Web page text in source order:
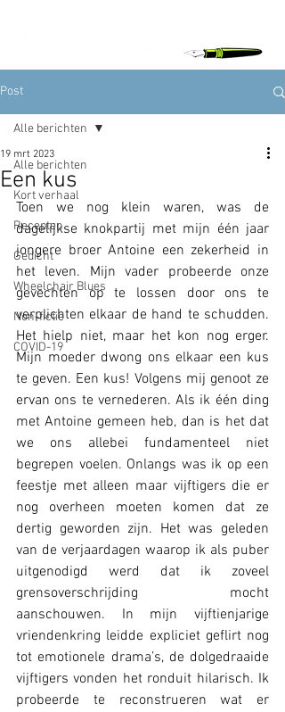
Post
Alle berichten
Kort verhaal
Recepten
Gedicht
Wheelchair Blues
Non-fictie
COVID-19
Alle berichten
Een kus
19 mrt 2023
Toen we nog klein waren, was de
dagelijkse knokpartij met mijn één jaar
jongere broer Antoine een zekerheid in
het leven. Mijn vader probeerde onze
gevechten op te lossen door ons te
verplichten elkaar de hand te schudden.
Het hielp niet, maar het kon nog erger.
Mijn moeder dwong ons elkaar een kus
te geven. Een kus! Volgens mij genoot ze
ervan ons te vernederen. Als ik één ding
met Antoine gemeen heb, dan is het dat
we ons allebei fundamenteel niet
begrepen voelen. Onlangs was ik op een
feestje met alleen maar vijftigers die er
nog overheen moeten komen dat ze
dertig geworden zijn. Het was geleden
van de verjaardagen waarop ik als puber
uitgenodigd werd dat ik zoveel
grensoverschrijding mocht
aanschouwen. In mijn vijftienjarige
vriendenkring leidde expliciet geflirt nog
tot emotionele drama’s, de dolgedraaide
vijftigers vonden het ronduit hilarisch. Ik
probeerde te reconstrueren wat er